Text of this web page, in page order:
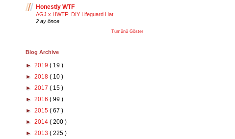
Honestly WTF
AGJ x HWTF: DIY Lifeguard Hat
2 ay önce
Tümünü Göster
Blog Archive
► 2019 ( 19 )
► 2018 ( 10 )
► 2017 ( 15 )
► 2016 ( 99 )
► 2015 ( 67 )
► 2014 ( 200 )
► 2013 ( 225 )